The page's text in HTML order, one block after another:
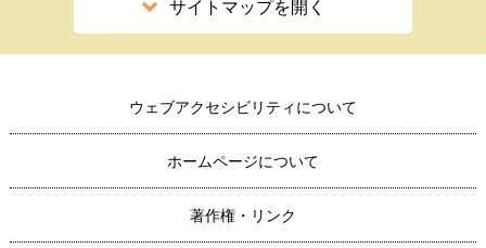
サイトマップを開く
ウェブアクセシビリティについて
ホームページについて
著作権・リンク